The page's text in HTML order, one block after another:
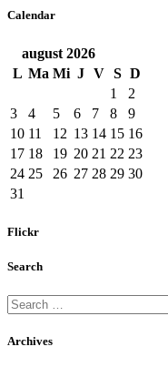
Calendar
august 2026
L Ma Mi J V S D
1
2
3
4 5 6 7 8
9
10 11 12 13 14 15 16
17 18 19 20 21 22 23
24 25 26 27 28 29 30
31
Flickr
Search
Archives